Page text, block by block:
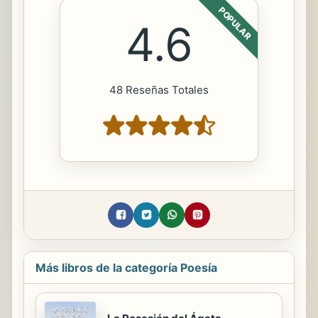
POPULAR
4.6
48 Reseñas Totales
Más libros de la categoría Poesía